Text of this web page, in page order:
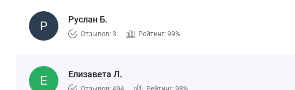
Руслан Б.
Отзывов: 3 Рейтинг: 99%
Елизавета Л.